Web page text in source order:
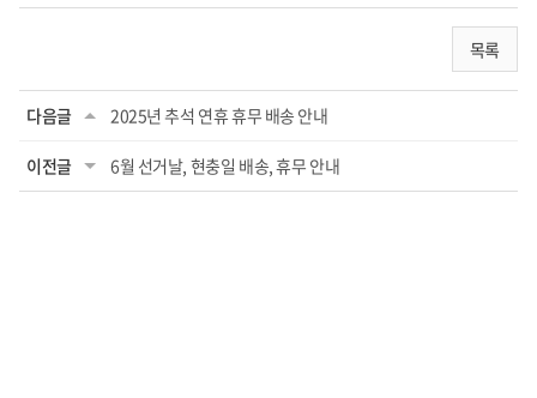
목록
다음글 2025년 추석 연휴 휴무 배송 안내
이전글 6월 선거날, 현충일 배송, 휴무 안내